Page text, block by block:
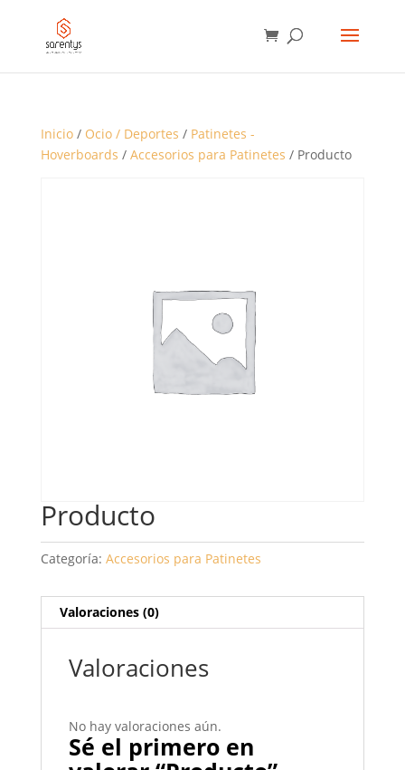
PRODUCTOS
Inicio/ Ocio / Deportes / Patinetes -
Hoverboards / Accesorios para Patinetes / Producto
Producto
Categoría: Accesorios para Patinetes
Valoraciones (0)
Valoraciones
No hay valoraciones aún.
Sé el primero en